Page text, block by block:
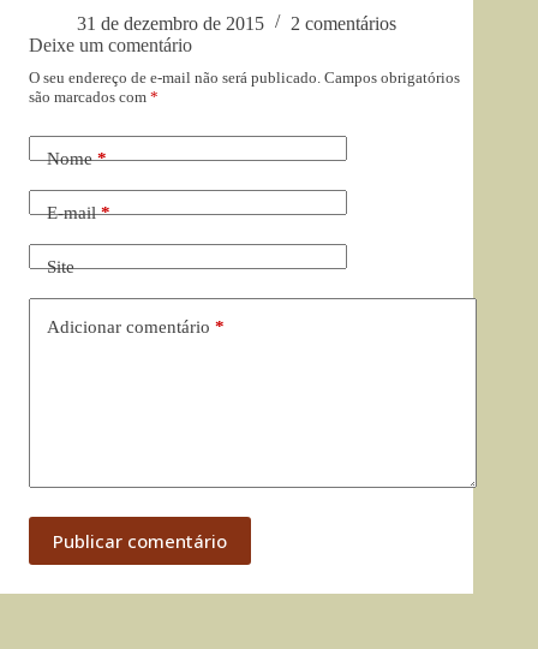
31 de dezembro de 2015
2 comentários
Deixe um comentário
O seu endereço de e-mail não será publicado. Campos obrigatórios
são marcados com *
Nome*
E-mail*
Site
Adicionar comentário *
Publicar comentário